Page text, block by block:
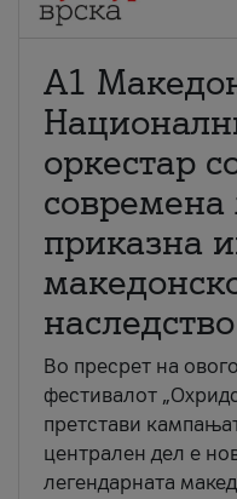
А1
оркестар
современа
приказна
наследство
Во пресрет на
фестивалот
претстави
централен дел е
легендарната